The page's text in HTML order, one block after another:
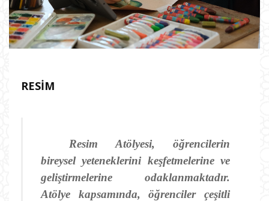
RESIM
Resim Atölyesi, öğrencilerin
bireysel yeteneklerini keşfetmelerine ve
geliştirmelerine odaklanmaktadır.
Atölye kapsamında, öğrenciler çeşitli